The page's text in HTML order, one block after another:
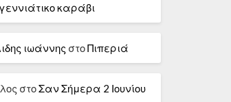
καράβι
ιωάννης στοΠιπεριά
στοΣαν Σήμερα 2 Ιουνίου